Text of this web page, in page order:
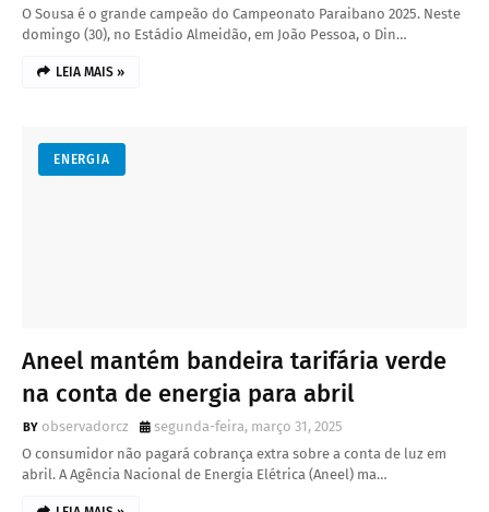
O Sousa é o grande campeão do Campeonato Paraibano 2025. Neste
domingo (30), no Estádio Almeidão, em João Pessoa, o Din…
LEIA MAIS »
ENERGIA
Aneel mantém bandeira tarifária verde
na conta de energia para abril
observadorcz
segunda-feira, março 31, 2025
O consumidor não pagará cobrança extra sobre a conta de luz em
abril. A Agência Nacional de Energia Elétrica (Aneel) ma…